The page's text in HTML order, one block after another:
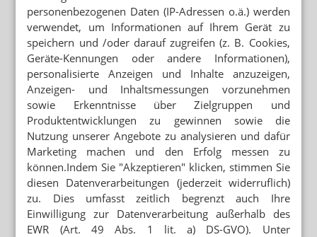
personenbezogenen Daten (IP-Adressen o.ä.) werden
verwendet, um Informationen auf Ihrem Gerät zu
speichern und /oder darauf zugreifen (z. B. Cookies,
Geräte-Kennungen oder andere Informationen),
personalisierte Anzeigen und Inhalte anzuzeigen,
Anzeigen- und Inhaltsmessungen vorzunehmen
sowie Erkenntnisse über Zielgruppen und
Produktentwicklungen zu gewinnen sowie die
Nutzung unserer Angebote zu analysieren und dafür
Marketing machen und den Erfolg messen zu
können.Indem Sie "Akzeptieren" klicken, stimmen Sie
diesen Datenverarbeitungen (jederzeit widerruflich)
zu. Dies umfasst zeitlich begrenzt auch Ihre
Einwilligung zur Datenverarbeitung außerhalb des
EWR (Art. 49 Abs. 1 lit. a) DS-GVO). Unter
CSU steht zur Homöopathie
BLOG UND BACHELOR-STUDIENGANG
Ex-DocMorris-Sprecher kämpft für
Homöopathie
ALTERNATIVMEDIZIN
Homöopathie: Becker verteidigt
Apothekenpflicht
Mehr zum Thema
WEITER FLAUTE IN APOTHEKEN
Erstes Halbjahr: 7 Prozent weniger OTC-Packungen